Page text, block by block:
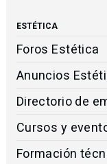
ESTÉTICA
Foros Estética
Anuncios
Directorio de
Cursos y
Formación